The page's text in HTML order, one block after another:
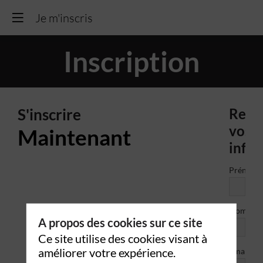
Je m'inscris
Inscription
S'inscrire
Maintenant
vos
Prénom
Nom
Email
A propos des cookies sur ce site
Ce site utilise des cookies visant à
améliorer votre expérience.